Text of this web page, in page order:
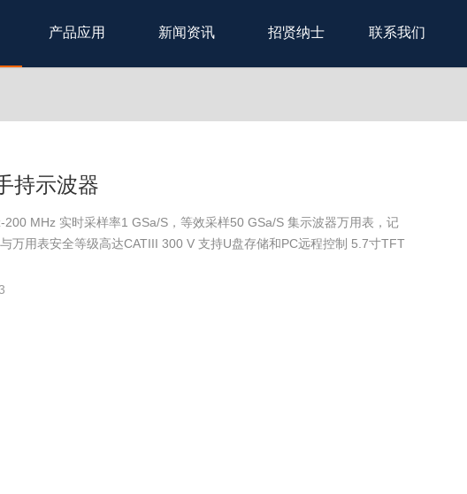
产品应用 新闻资讯 招贤纳士 联系我们
持示波器
200 MHz 实时采样率1 GSa/S，等效采样50 GSa/S 集示波器万用表，记
万用表安全等级高达CATIII 300 V 支持U盘存储和PC远程控制 5.7寸TFT